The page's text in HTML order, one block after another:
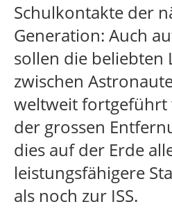
Schulkontakte der
Generation: Auch
sollen die beliebten
zwischen
weltweit fortgeführt
der grossen
dies auf der Erde
leistungsfähigere
als noch zur ISS.